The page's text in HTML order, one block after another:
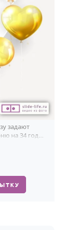
задают
на 34 года